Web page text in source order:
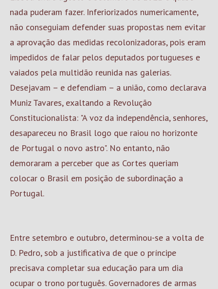
nada puderam fazer. Inferiorizados numericamente,
não conseguiam defender suas propostas nem evitar
a aprovação das medidas recolonizadoras, pois eram
impedidos de falar pelos deputados portugueses e
vaiados pela multidão reunida nas galerias.
Desejavam – e defendiam – a união, como declarava
Muniz Tavares, exaltando a Revolução
Constitucionalista: "A voz da independência, senhores,
desapareceu no Brasil logo que raiou no horizonte
de Portugal o novo astro". No entanto, não
demoraram a perceber que as Cortes queriam
colocar o Brasil em posição de subordinação a
Portugal.
Entre setembro e outubro, determinou-se a volta de
D. Pedro, sob a justificativa de que o príncipe
precisava completar sua educação para um dia
ocupar o trono português. Governadores de armas